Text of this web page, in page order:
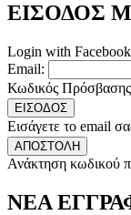
ΕΙΣΟΔΟΣ
Login with Facebook
Email:
Κωδικός
ΕΙΣΟΔΟΣ
Εισάγετε το email
ΑΠΟΣΤΟΛΗ
Ανάκτηση κωδικού
ΝΕΑ